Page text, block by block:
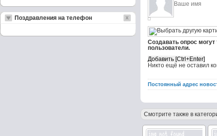
Создавать опрос
пользователи.
Никто ещё не оставил
Постоянный адрес
Смотрите также в
Поздравления на телефон